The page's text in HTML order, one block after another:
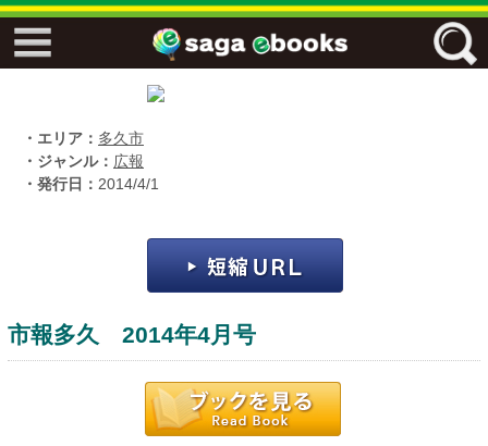
エリア
キーワード
・エリア： 多久市
・ジャンル： 広報
・発行日： 2014/4/1
市報多久 2014年4月号
↓↓ ebooks専用本棚 ↓↓